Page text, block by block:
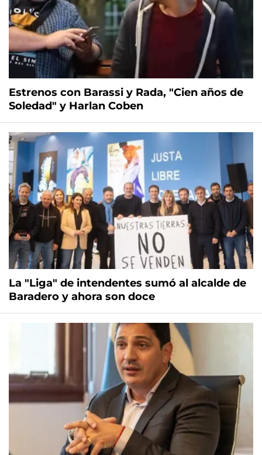
Estrenos con Barassi y Rada, "Cien años de
Soledad" y Harlan Coben
La "Liga" de intendentes sumó al alcalde de
Baradero y ahora son doce